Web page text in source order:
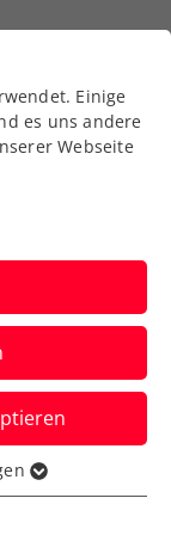
beim ITF-
im
Einige
es uns andere
Webseite